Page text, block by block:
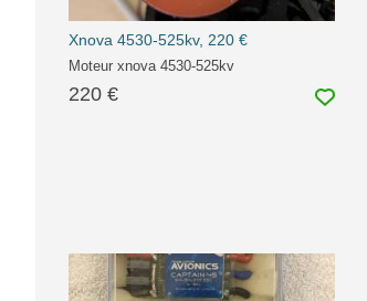
Xnova 4530-525kv, 220 €
Moteur xnova 4530-525kv
220 €